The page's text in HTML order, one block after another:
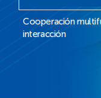
Cooperación
interacción